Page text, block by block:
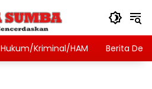
Hukum/Kriminal/HAM Berita Desa